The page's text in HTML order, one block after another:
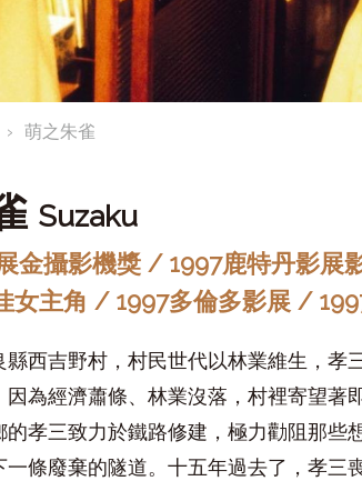
萌之朱雀
Suzaku
金攝影機獎 / 1997鹿特丹影展
女主角 / 1997多倫多影展 /
縣西吉野村，村民世代以林業維生，孝
因為經濟蕭條、林業沒落，村裡寄望著
的孝三致力於鐵路修建，極力勸阻那些
一條廢棄的隧道。十五年過去了，孝三